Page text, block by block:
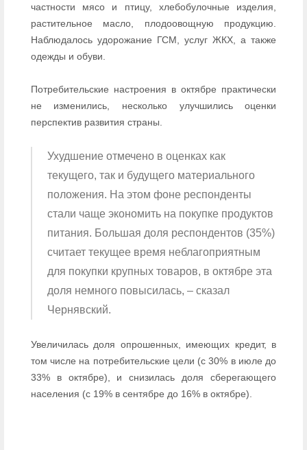
частности мясо и птицу, хлебобулочные изделия,
растительное масло, плодоовощную продукцию.
Наблюдалось удорожание ГСМ, услуг ЖКХ, а также
одежды и обуви.
Потребительские настроения в октябре практически
не изменились, несколько улучшились оценки
перспектив развития страны.
Ухудшение отмечено в оценках как
текущего, так и будущего материального
положения. На этом фоне респонденты
стали чаще экономить на покупке продуктов
питания. Большая доля респондентов (35%)
считает текущее время неблагоприятным
для покупки крупных товаров, в октябре эта
доля немного повысилась, – сказал
Чернявский.
Увеличилась доля опрошенных, имеющих кредит, в
том числе на потребительские цели (с 30% в июле до
33% в октябре), и снизилась доля сберегающего
населения (с 19% в сентябре до 16% в октябре).